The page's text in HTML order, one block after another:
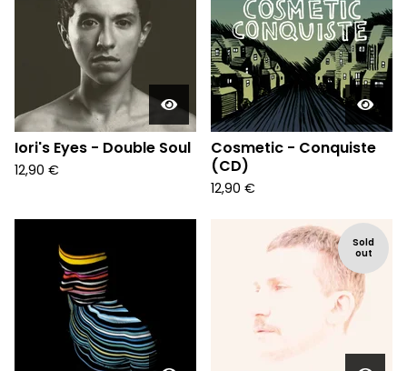
Iori's Eyes - Double Soul
12,90 €
Cosmetic - Conquiste
(CD)
12,90 €
Sold
out